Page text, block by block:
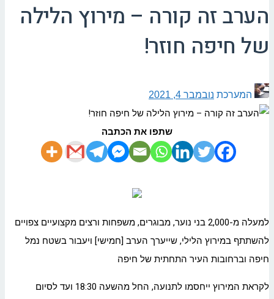
הערב זה קורה – מירוץ הלילה
של חיפה חוזר!
המערכת נובמבר 4, 2021
שתפו את הכתבה
למעלה מ-2,000 בני נוער, מבוגרים, משפחות ורצים מקצועיים צפויים
להשתתף במירוץ הלילי, שייערך הערב [חמישי] ויעבור בשטח נמל
חיפה וברחובות העיר התחתית של חיפה
לקראת המירוץ ייחסמו לתנועה, החל מהשעה 18:30 ועד לסיום